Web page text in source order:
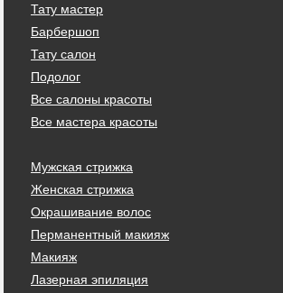
Тату мастер
Барбершоп
Тату салон
Подолог
Все салоны красоты
Все мастера красоты
Мужская стрижка
Женская стрижка
Окрашивание волос
Перманентный макияж
Макияж
Лазерная эпиляция